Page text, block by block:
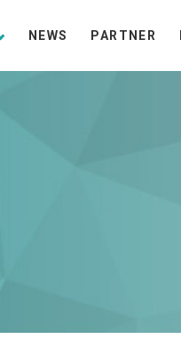
NEWS PARTNER